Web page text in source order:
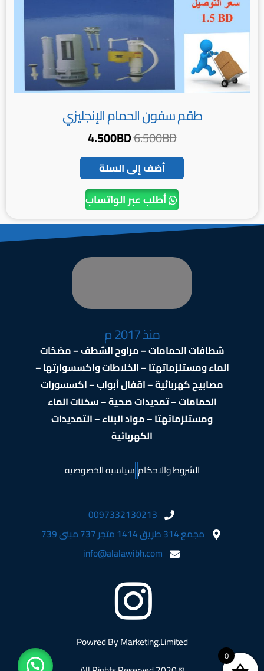
طقم سفون الحمام الإنجليزي
6.500BD
4.500BD
أضف إلى السلة
أطلب عبر الواتساب
منذ 2017 م
شطافات الحمامات – مراوح الشطف – مضخات
الماء ومستلزماتهتا – الخلاطات واكسسوارتها –
مصابيح كهربائية – اقفال أبواب – اكسسورات
الحمامات – تمديدات صحية – سخنات الماء
ومستلزماتهتا – مواد البناء – التمديدات
الكهربائية
الشروط والاحكام سياسيه الخصوصيه
0097332130213
مجمع 314 طريق 1414 متجر 737 مبنى 739
info@alalawibh.com
Powred ByMarketing.Limited
0